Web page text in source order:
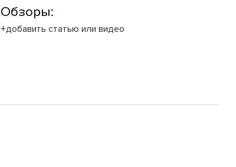
Обзоры:
+добавить статью или видео